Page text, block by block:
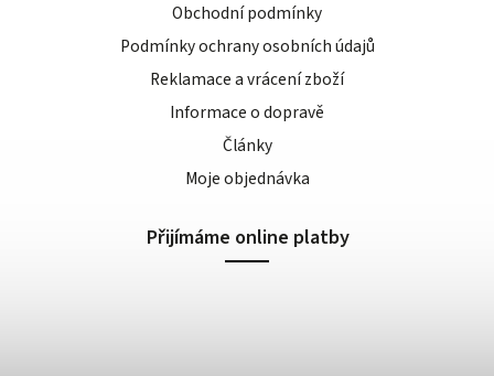
Obchodní podmínky
Podmínky ochrany osobních údajů
Reklamace a vrácení zboží
Informace o dopravě
Články
Moje objednávka
Přijímáme online platby